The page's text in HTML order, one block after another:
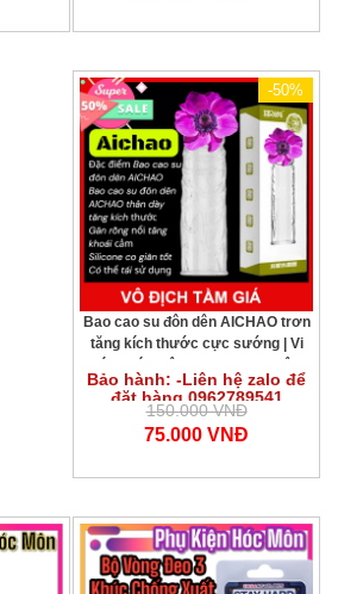
-50%
Bao cao su đôn dên AICHAO trơn
tăng kích thước cực sướng | Vi
Tính Hóc Môn | Bao cao su đôn
dên AICHAO gân rồng tăng khoái
cảm mạnh
Bảo hành: -Liên hệ zalo để
đặt hàng 0962789541
150.000 VNĐ
75.000 VNĐ